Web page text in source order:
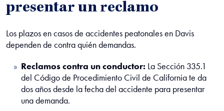
presentar un reclamo
Los plazos en casos de accidentes peatonales en Davis
dependen de contra quién demandas.
Reclamos contra un conductor: La Sección 335.1
del Código de Procedimiento Civil de California te da
dos años desde la fecha del accidente para presentar
una demanda.